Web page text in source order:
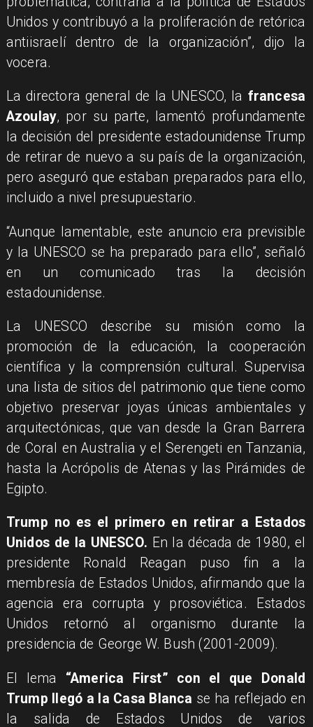
Unidos y contribuyó a la proliferación de retórica
antiisraelí dentro de la organización”, dijo la
vocera.
La directora general de la UNESCO, la francesa
Azoulay, por su parte, lamentó profundamente
la decisión del presidente estadounidense Trump
de retirar de nuevo a su país de la organización,
pero aseguró que estaban preparados para ello,
incluido a nivel presupuestario.
“Aunque lamentable, este anuncio era previsible
y la UNESCO se ha preparado para ello”, señaló
en un comunicado tras la decisión
estadounidense.
La UNESCO describe su misión como la
promoción de la educación, la cooperación
científica y la comprensión cultural. Supervisa
una lista de sitios del patrimonio que tiene como
objetivo preservar joyas únicas ambientales y
arquitectónicas, que van desde la Gran Barrera
de Coral en Australia y el Serengeti en Tanzania,
hasta la Acrópolis de Atenas y las Pirámides de
Egipto.
Trump no es el primero en retirar a Estados
Unidos de la UNESCO. En la década de 1980, el
presidente Ronald Reagan puso fin a la
membresía de Estados Unidos, afirmando que la
agencia era corrupta y prosoviética. Estados
Unidos retornó al organismo durante la
presidencia de George W. Bush (2001-2009).
El lema “America First” con el que Donald
Trump llegó a la Casa Blanca se ha reflejado en
la salida de Estados Unidos de varios